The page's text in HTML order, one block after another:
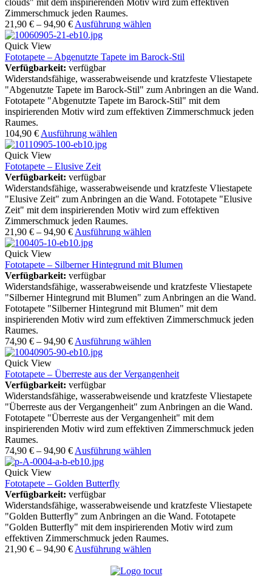
clouds" mit dem inspirierenden Motiv wird zum effektiven
Zimmerschmuck jeden Raumes.
21,90 € – 94,90 € Ausführung wählen
Quick View
Fototapete – Abgenutzte Tapete im Barock-Stil
Verfügbarkeit: verfügbar
Widerstandsfähige, wasserabweisende und kratzfeste Vliestapete
"Abgenutzte Tapete im Barock-Stil" zum Anbringen an die Wand.
Fototapete "Abgenutzte Tapete im Barock-Stil" mit dem
inspirierenden Motiv wird zum effektiven Zimmerschmuck jeden
Raumes.
104,90 € Ausführung wählen
Quick View
Fototapete – Elusive Zeit
Verfügbarkeit: verfügbar
Widerstandsfähige, wasserabweisende und kratzfeste Vliestapete
"Elusive Zeit" zum Anbringen an die Wand. Fototapete "Elusive
Zeit" mit dem inspirierenden Motiv wird zum effektiven
Zimmerschmuck jeden Raumes.
21,90 € – 94,90 € Ausführung wählen
Quick View
Fototapete – Silberner Hintegrund mit Blumen
Verfügbarkeit: verfügbar
Widerstandsfähige, wasserabweisende und kratzfeste Vliestapete
"Silberner Hintegrund mit Blumen" zum Anbringen an die Wand.
Fototapete "Silberner Hintegrund mit Blumen" mit dem
inspirierenden Motiv wird zum effektiven Zimmerschmuck jeden
Raumes.
74,90 € – 94,90 € Ausführung wählen
Quick View
Fototapete – Überreste aus der Vergangenheit
Verfügbarkeit: verfügbar
Widerstandsfähige, wasserabweisende und kratzfeste Vliestapete
"Überreste aus der Vergangenheit" zum Anbringen an die Wand.
Fototapete "Überreste aus der Vergangenheit" mit dem
inspirierenden Motiv wird zum effektiven Zimmerschmuck jeden
Raumes.
74,90 € – 94,90 € Ausführung wählen
Quick View
Fototapete – Golden Butterfly
Verfügbarkeit: verfügbar
Widerstandsfähige, wasserabweisende und kratzfeste Vliestapete
"Golden Butterfly" zum Anbringen an die Wand. Fototapete
"Golden Butterfly" mit dem inspirierenden Motiv wird zum
effektiven Zimmerschmuck jeden Raumes.
21,90 € – 94,90 € Ausführung wählen